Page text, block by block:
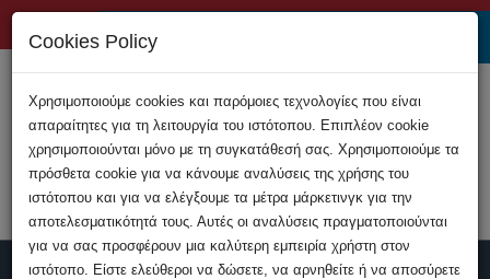
Cookies Policy
Χρησιμοποιούμε cookies και παρόμοιες τεχνολογίες που είναι
απαραίτητες για τη λειτουργία του ιστότοπου. Επιπλέον cookie
χρησιμοποιούνται μόνο με τη συγκατάθεσή σας. Χρησιμοποιούμε τα
πρόσθετα cookie για να κάνουμε αναλύσεις της χρήσης του
ιστότοπου και για να ελέγξουμε τα μέτρα μάρκετινγκ για την
αποτελεσματικότητά τους. Αυτές οι αναλύσεις πραγματοποιούνται
για να σας προσφέρουν μια καλύτερη εμπειρία χρήστη στον
ιστότοπο. Είστε ελεύθεροι να δώσετε, να αρνηθείτε ή να αποσύρετε